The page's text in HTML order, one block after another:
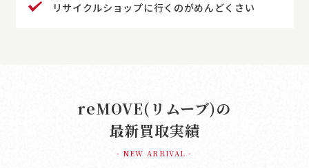
リサイクルショップに行くのがめんどくさい
reMOVE(リムーブ)の
最新買取実績
- NEW ARRIVAL -